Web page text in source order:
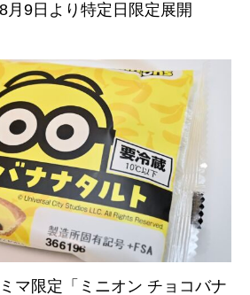
月9日より特定日限定展開
マ限定「ミニオン チョコバナ